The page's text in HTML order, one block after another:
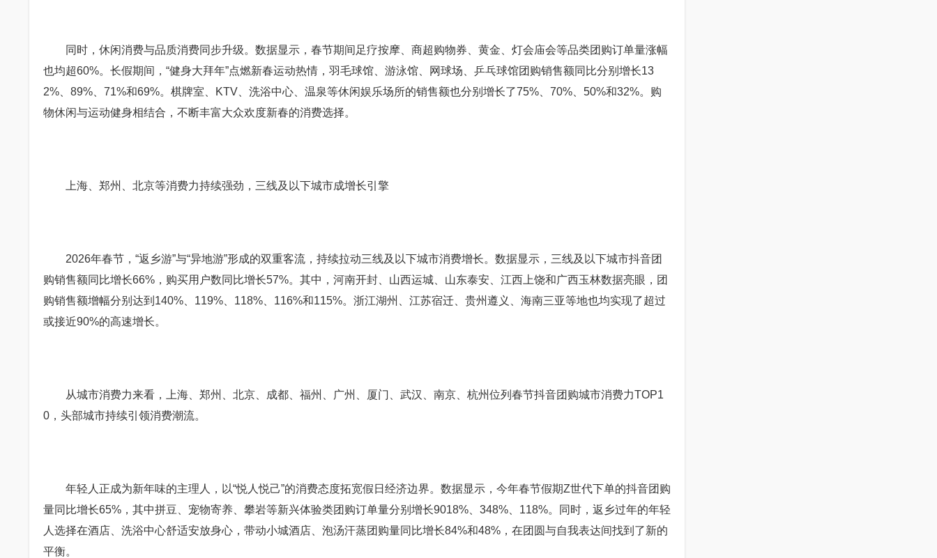
同时，休闲消费与品质消费同步升级。数据显示，春节期间足疗按摩、商超购物券、黄金、灯会庙会等品类团购订单量涨幅
也均超60%。长假期间，“健身大拜年”点燃新春运动热情，羽毛球馆、游泳馆、网球场、乒乓球馆团购销售额同比分别增长13
2%、89%、71%和69%。棋牌室、KTV、洗浴中心、温泉等休闲娱乐场所的销售额也分别增长了75%、70%、50%和32%。购
物休闲与运动健身相结合，不断丰富大众欢度新春的消费选择。
上海、郑州、北京等消费力持续强劲，三线及以下城市成增长引擎
2026年春节，“返乡游”与“异地游”形成的双重客流，持续拉动三线及以下城市消费增长。数据显示，三线及以下城市抖音团
购销售额同比增长66%，购买用户数同比增长57%。其中，河南开封、山西运城、山东泰安、江西上饶和广西玉林数据亮眼，团
购销售额增幅分别达到140%、119%、118%、116%和115%。浙江湖州、江苏宿迁、贵州遵义、海南三亚等地也均实现了超过
或接近90%的高速增长。
从城市消费力来看，上海、郑州、北京、成都、福州、广州、厦门、武汉、南京、杭州位列春节抖音团购城市消费力TOP1
0，头部城市持续引领消费潮流。
年轻人正成为新年味的主理人，以“悦人悦己”的消费态度拓宽假日经济边界。数据显示，今年春节假期Z世代下单的抖音团购
量同比增长65%，其中拼豆、宠物寄养、攀岩等新兴体验类团购订单量分别增长9018%、348%、118%。同时，返乡过年的年轻
人选择在酒店、洗浴中心舒适安放身心，带动小城酒店、泡汤汗蒸团购量同比增长84%和48%，在团圆与自我表达间找到了新的
平衡。